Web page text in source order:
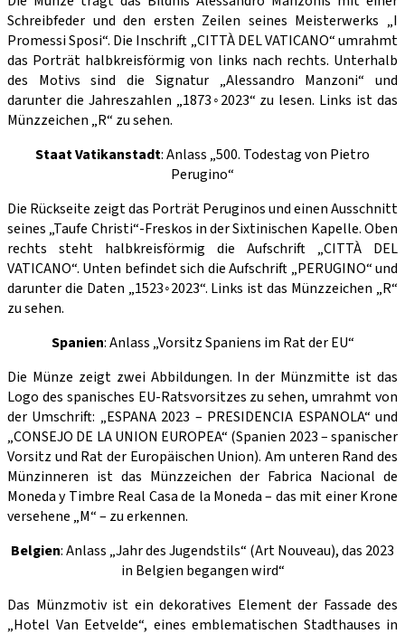
Schreibfeder und den ersten Zeilen seines Meisterwerks „I
Promessi Sposi“. Die Inschrift „CITTÀ DEL VATICANO“ umrahmt
das Porträt halbkreisförmig von links nach rechts. Unterhalb
des Motivs sind die Signatur „Alessandro Manzoni“ und
darunter die Jahreszahlen „1873◦2023“ zu lesen. Links ist das
Münzzeichen „R“ zu sehen.
Staat Vatikanstadt: Anlass „500. Todestag von Pietro
Perugino“
Die Rückseite zeigt das Porträt Peruginos und einen Ausschnitt
seines „Taufe Christi“-Freskos in der Sixtinischen Kapelle. Oben
rechts steht halbkreisförmig die Aufschrift „CITTÀ DEL
VATICANO“. Unten befindet sich die Aufschrift „PERUGINO“ und
darunter die Daten „1523◦2023“. Links ist das Münzzeichen „R“
zu sehen.
Spanien: Anlass „Vorsitz Spaniens im Rat der EU“
Die Münze zeigt zwei Abbildungen. In der Münzmitte ist das
Logo des spanisches EU-Ratsvorsitzes zu sehen, umrahmt von
der Umschrift: „ESPANA 2023 – PRESIDENCIA ESPANOLA“ und
„CONSEJO DE LA UNION EUROPEA“ (Spanien 2023 – spanischer
Vorsitz und Rat der Europäischen Union). Am unteren Rand des
Münzinneren ist das Münzzeichen der Fabrica Nacional de
Moneda y Timbre Real Casa de la Moneda – das mit einer Krone
versehene „M“ – zu erkennen.
Belgien: Anlass „Jahr des Jugendstils“ (Art Nouveau), das 2023
in Belgien begangen wird“
Das Münzmotiv ist ein dekoratives Element der Fassade des
„Hotel Van Eetvelde“, eines emblematischen Stadthauses in